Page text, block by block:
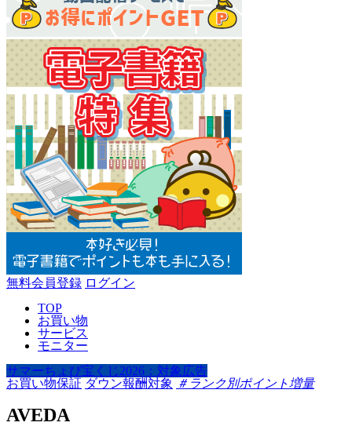
無料会員登録 ログイン
TOP
お買い物
サービス
モニター
サマーちょび宝くじ2026：対象広告
お買い物保証 ダウン報酬対象 ＃ランク別ポイント増量
AVEDA